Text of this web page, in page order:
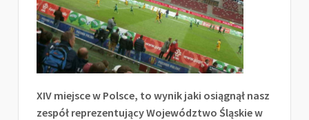
XIV miejsce w Polsce, to wynik jaki osiągnął nasz
zespół reprezentujący Województwo Śląskie w